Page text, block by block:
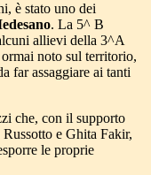
è stato uno dei
. La 5^ B
allievi della 3^A
noto sul territorio,
far assaggiare ai tanti
che, con il supporto
e Ghita Fakir,
le proprie